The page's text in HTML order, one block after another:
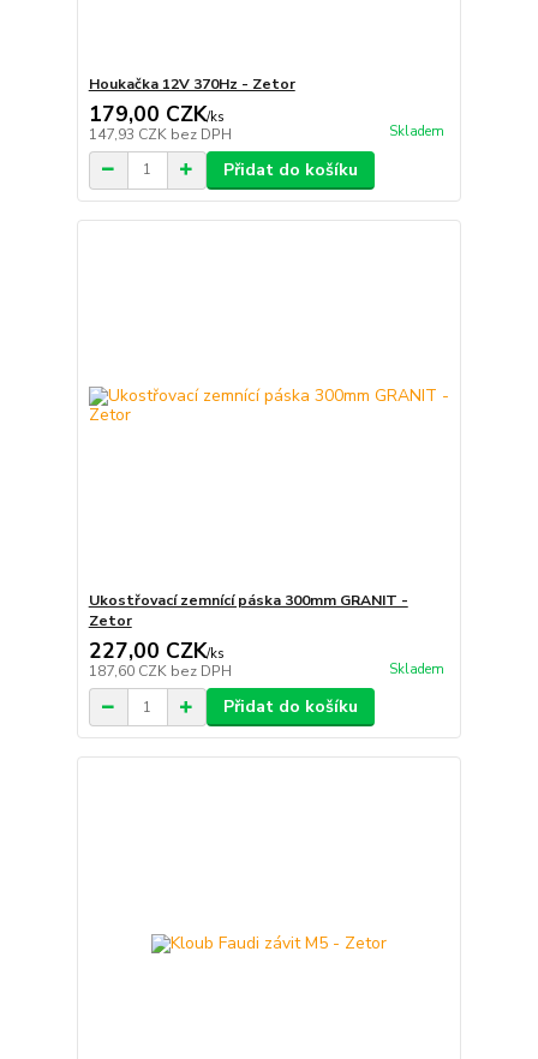
Houkačka 12V 370Hz - Zetor
179,00 CZK/ks
147,93 CZK bez DPH Skladem
Přidat do košíku
Ukostřovací zemnící páska 300mm GRANIT -
Zetor
227,00 CZK/ks
187,60 CZK bez DPH Skladem
Přidat do košíku